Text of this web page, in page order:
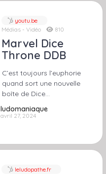
youtu.be
Médias - Vidéo
810
Marvel Dice
Throne DDB
C’est toujours l’euphorie
quand sort une nouvelle
boîte de Dice…
ludomaniaque
avril 27, 2024
leludopathe.fr